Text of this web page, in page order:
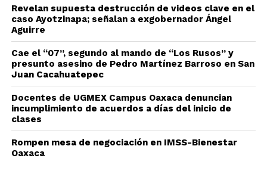
Revelan supuesta destrucción de videos clave en el
caso Ayotzinapa; señalan a exgobernador Ángel
Aguirre
Cae el “07”, segundo al mando de “Los Rusos” y
presunto asesino de Pedro Martínez Barroso en San
Juan Cacahuatepec
Docentes de UGMEX Campus Oaxaca denuncian
incumplimiento de acuerdos a días del inicio de
clases
Rompen mesa de negociación en IMSS-Bienestar
Oaxaca